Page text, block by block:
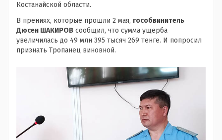
Костанайской области.
В прениях, которые прошли 2 мая, гособвинитель
Дюсен ШАКИРОВ сообщил, что сумма ущерба
увеличилась до 49 млн 395 тысяч 269 тенге. И попросил
признать Тропанец виновной.